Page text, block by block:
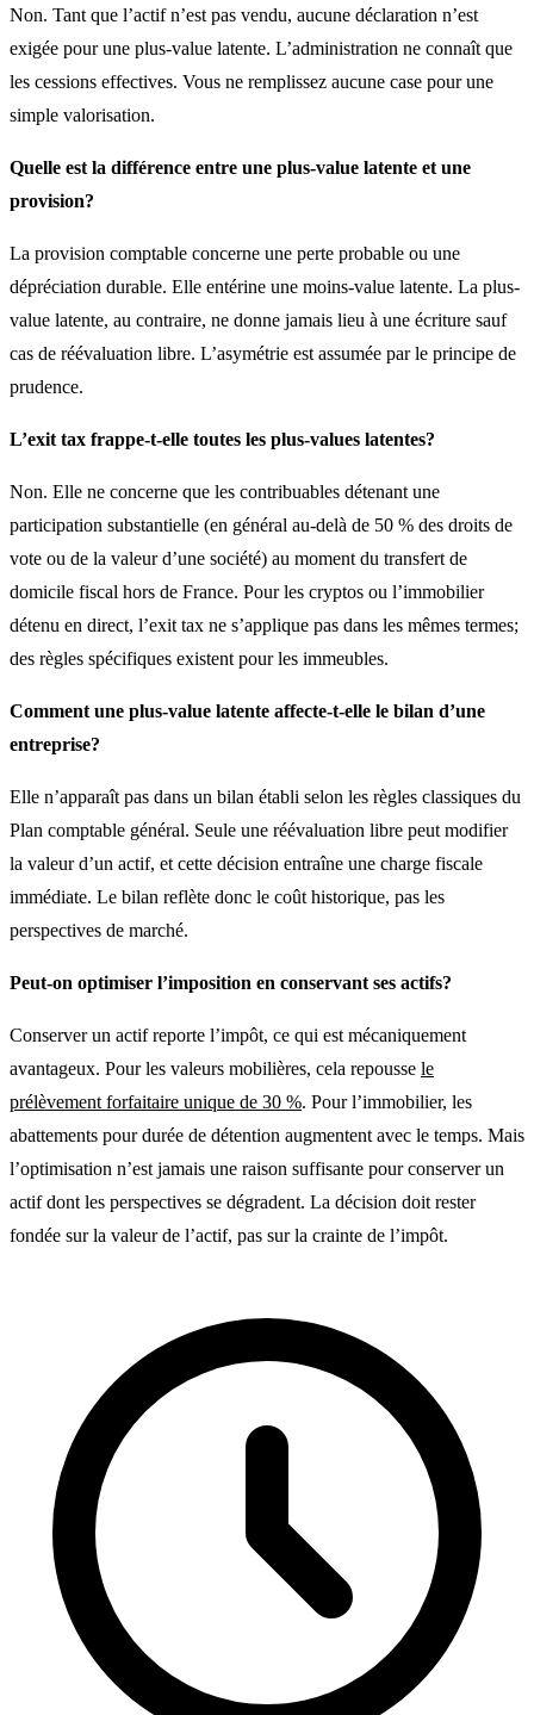
Non. Tant que l’actif n’est pas vendu, aucune déclaration n’est
exigée pour une plus-value latente. L’administration ne connaît que
les cessions effectives. Vous ne remplissez aucune case pour une
simple valorisation.
Quelle est la différence entre une plus-value latente et une
provision?
La provision comptable concerne une perte probable ou une
dépréciation durable. Elle entérine une moins-value latente. La plus-
value latente, au contraire, ne donne jamais lieu à une écriture sauf
cas de réévaluation libre. L’asymétrie est assumée par le principe de
prudence.
L’exit tax frappe-t-elle toutes les plus-values latentes?
Non. Elle ne concerne que les contribuables détenant une
participation substantielle (en général au-delà de 50 % des droits de
vote ou de la valeur d’une société) au moment du transfert de
domicile fiscal hors de France. Pour les cryptos ou l’immobilier
détenu en direct, l’exit tax ne s’applique pas dans les mêmes termes;
des règles spécifiques existent pour les immeubles.
Comment une plus-value latente affecte-t-elle le bilan d’une
entreprise?
Elle n’apparaît pas dans un bilan établi selon les règles classiques du
Plan comptable général. Seule une réévaluation libre peut modifier
la valeur d’un actif, et cette décision entraîne une charge fiscale
immédiate. Le bilan reflète donc le coût historique, pas les
perspectives de marché.
Peut-on optimiser l’imposition en conservant ses actifs?
Conserver un actif reporte l’impôt, ce qui est mécaniquement
avantageux. Pour les valeurs mobilières, cela repousse le
prélèvement forfaitaire unique de 30 %. Pour l’immobilier, les
abattements pour durée de détention augmentent avec le temps. Mais
l’optimisation n’est jamais une raison suffisante pour conserver un
actif dont les perspectives se dégradent. La décision doit rester
fondée sur la valeur de l’actif, pas sur la crainte de l’impôt.